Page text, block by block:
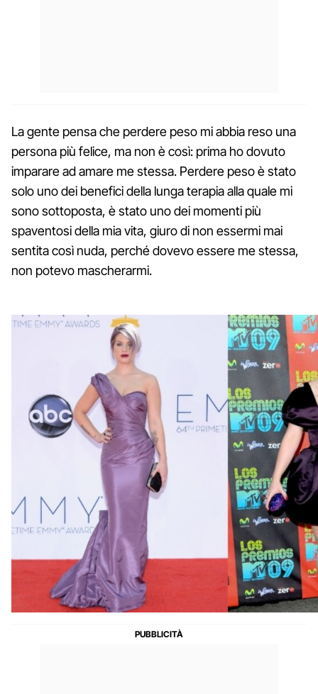
La gente pensa che perdere peso mi abbia reso una
persona più felice, ma non è così: prima ho dovuto
imparare ad amare me stessa. Perdere peso è stato
solo uno dei benefici della lunga terapia alla quale mi
sono sottoposta, è stato uno dei momenti più
spaventosi della mia vita, giuro di non essermi mai
sentita così nuda, perché dovevo essere me stessa,
non potevo mascherarmi.